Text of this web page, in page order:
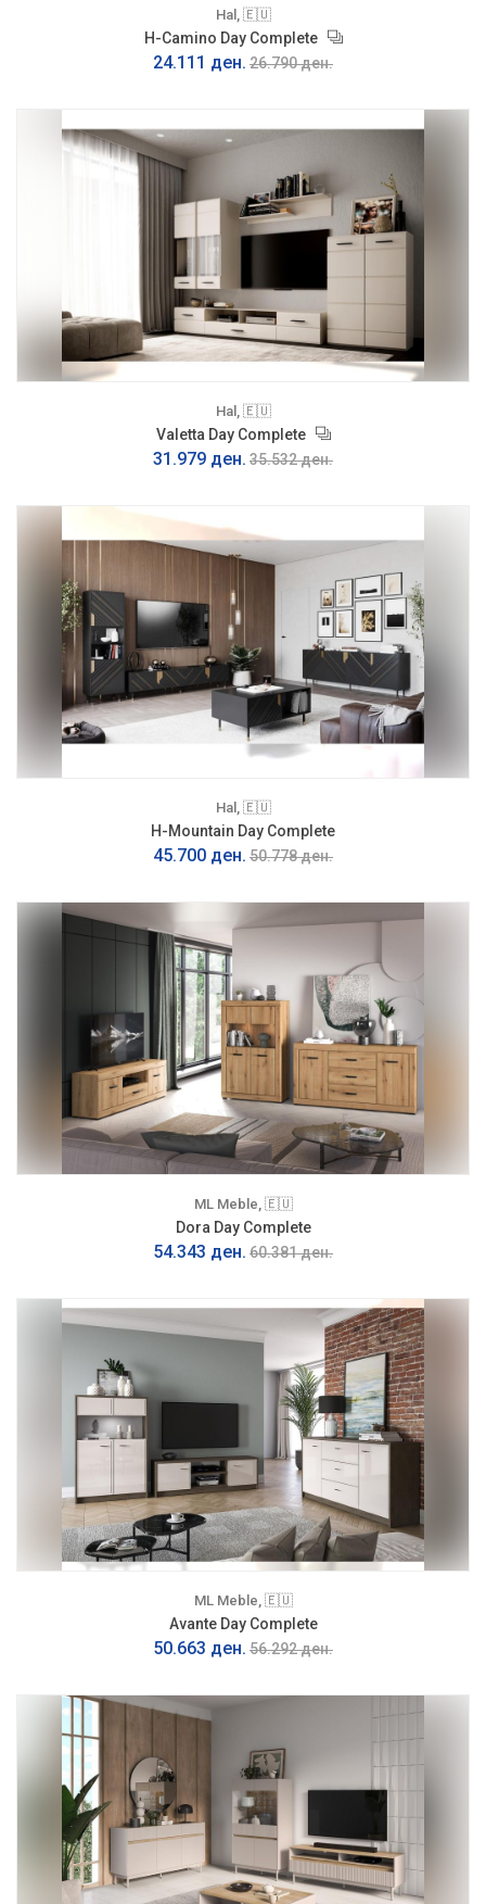
Hal, 🇪🇺
H-Camino Day Complete
24.111 ден. 26.790 ден.
Hal, 🇪🇺
Valetta Day Complete
31.979 ден. 35.532 ден.
Hal, 🇪🇺
H-Mountain Day Complete
45.700 ден. 50.778 ден.
ML Meble, 🇪🇺
Dora Day Complete
54.343 ден. 60.381 ден.
ML Meble, 🇪🇺
Avante Day Complete
50.663 ден. 56.292 ден.